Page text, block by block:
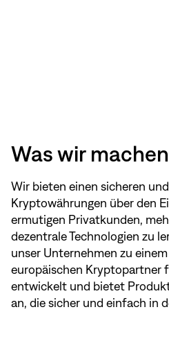
Was wir
Wir bieten einen sicheren
Kryptowährungen über den
ermutigen Privatkunden,
dezentrale Technologien zu
unser Unternehmen zu
europäischen Kryptopartner
entwickelt und bietet
an, die sicher und einfach in